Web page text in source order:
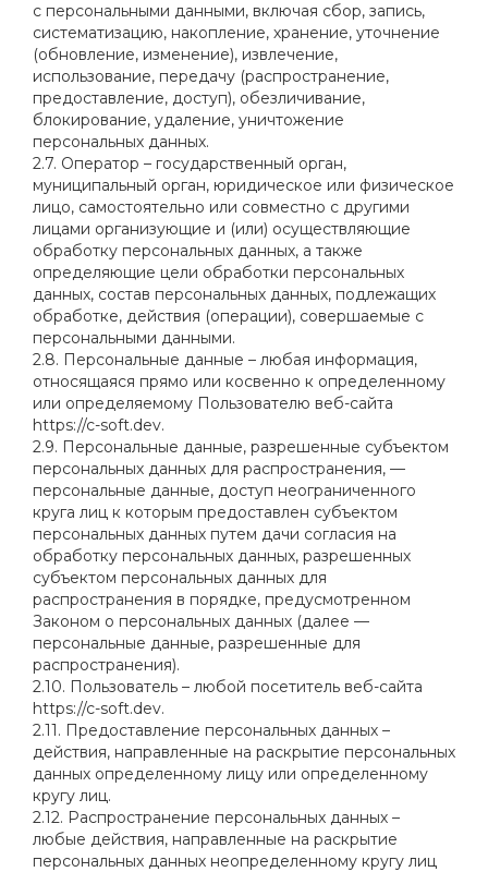
с персональными данными, включая сбор, запись,
систематизацию, накопление, хранение, уточнение
(обновление, изменение), извлечение,
использование, передачу (распространение,
предоставление, доступ), обезличивание,
блокирование, удаление, уничтожение
персональных данных.
2.7. Оператор – государственный орган,
муниципальный орган, юридическое или физическое
лицо, самостоятельно или совместно с другими
лицами организующие и (или) осуществляющие
обработку персональных данных, а также
определяющие цели обработки персональных
данных, состав персональных данных, подлежащих
обработке, действия (операции), совершаемые с
персональными данными.
2.8. Персональные данные – любая информация,
относящаяся прямо или косвенно к определенному
или определяемому Пользователю веб-сайта
https://c-soft.dev.
2.9. Персональные данные, разрешенные субъектом
персональных данных для распространения, —
персональные данные, доступ неограниченного
круга лиц к которым предоставлен субъектом
персональных данных путем дачи согласия на
обработку персональных данных, разрешенных
субъектом персональных данных для
распространения в порядке, предусмотренном
Законом о персональных данных (далее —
персональные данные, разрешенные для
распространения).
2.10. Пользователь – любой посетитель веб-сайта
https://c-soft.dev.
2.11. Предоставление персональных данных –
действия, направленные на раскрытие персональных
данных определенному лицу или определенному
кругу лиц.
2.12. Распространение персональных данных –
любые действия, направленные на раскрытие
персональных данных неопределенному кругу лиц